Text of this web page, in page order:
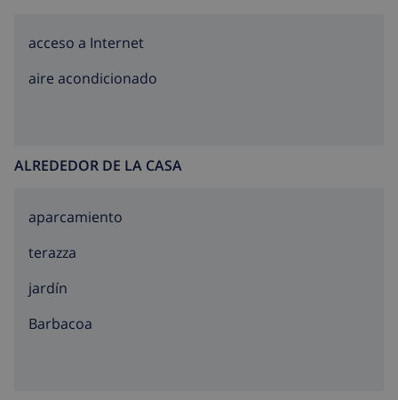
acceso a Internet
aire acondicionado
ALREDEDOR DE LA CASA
aparcamiento
terazza
jardín
barbacoa